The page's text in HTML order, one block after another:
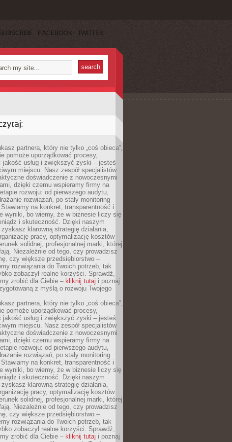
SUBSCRIBE FACEBOOK TWITTER
partnera, który nie tylko „coś obieca”,
pomoże uporządkować procesy,
jakość usług i zwiększyć zyski – jesteś
miejscu. Nasz zespół specjalistów
doświadczenie z nowoczesnymi
dzięki czemu wspieramy firmy na
rozwoju: od pierwszego audytu,
rozwiązań, po stały monitoring
na konkret, transparentność i
wyniki, bo wiemy, że w biznesie liczy się
i skuteczność. Dzięki naszym
zyskasz klarowną strategię działania,
pracy, optymalizację kosztów
solidnej, profesjonalnej marki, której
Niezależnie od tego, czy prowadzisz
czy większe przedsiębiorstwo –
rozwiązania do Twoich potrzeb, tak
zobaczył realne korzyści. Sprawdź,
zrobić dla Ciebie – kliknij tutaj i poznaj
z myślą o rozwoju Twojego
partnera, który nie tylko „coś obieca”,
pomoże uporządkować procesy,
jakość usług i zwiększyć zyski – jesteś
miejscu. Nasz zespół specjalistów
doświadczenie z nowoczesnymi
dzięki czemu wspieramy firmy na
rozwoju: od pierwszego audytu,
rozwiązań, po stały monitoring
na konkret, transparentność i
wyniki, bo wiemy, że w biznesie liczy się
i skuteczność. Dzięki naszym
zyskasz klarowną strategię działania,
pracy, optymalizację kosztów
solidnej, profesjonalnej marki, której
Niezależnie od tego, czy prowadzisz
czy większe przedsiębiorstwo –
rozwiązania do Twoich potrzeb, tak
zobaczył realne korzyści. Sprawdź,
zrobić dla Ciebie – kliknij tutaj i poznaj